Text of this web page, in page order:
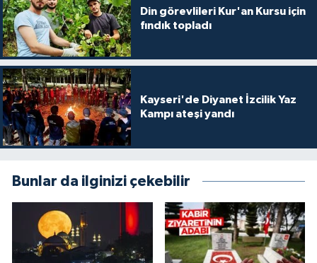
Din görevlileri Kur'an Kursu için
fındık topladı
Kayseri'de Diyanet İzcilik Yaz
Kampı ateşi yandı
Bunlar da ilginizi çekebilir
Erzincan Müftülüğü
Erzurum Müftülüğü
Eskişehir Müftülüğü
Gaziantep Müftülüğü
Hakkari Müftülüğü